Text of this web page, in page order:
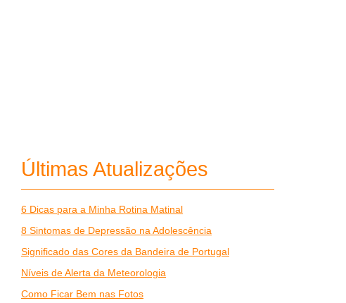
Últimas Atualizações
6 Dicas para a Minha Rotina Matinal
8 Sintomas de Depressão na Adolescência
Significado das Cores da Bandeira de Portugal
Níveis de Alerta da Meteorologia
Como Ficar Bem nas Fotos